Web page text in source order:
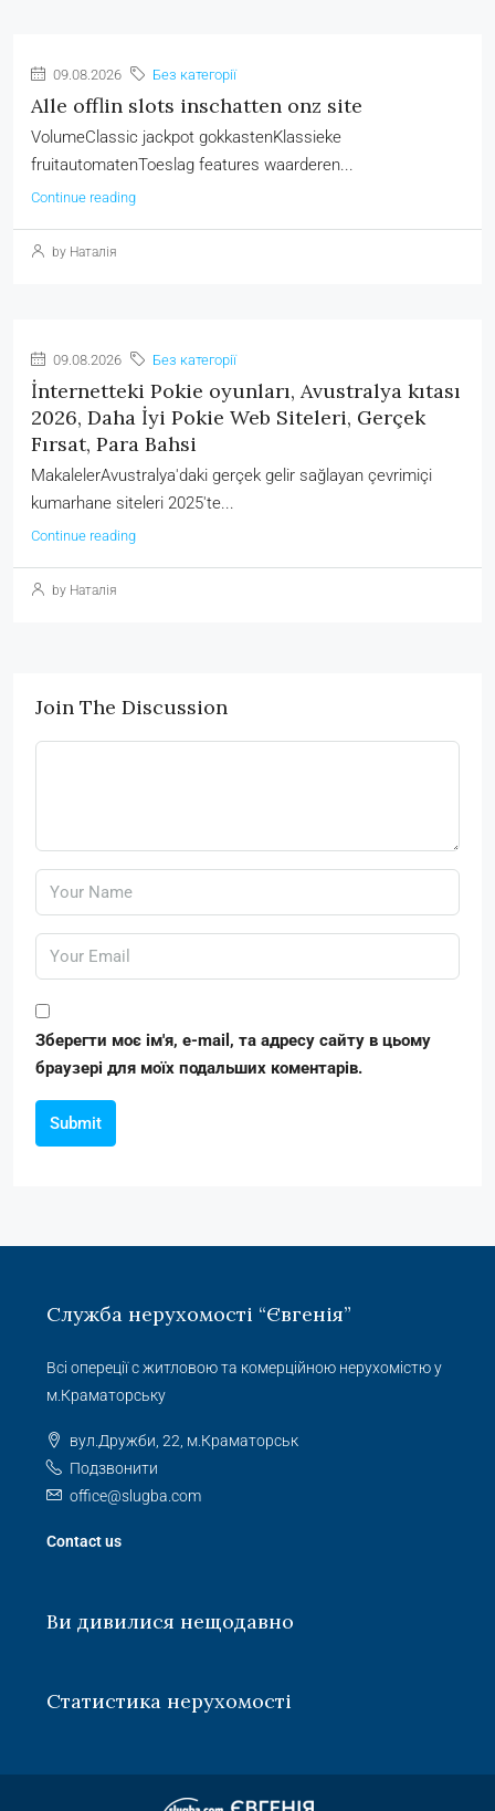
09.08.2026 Без категорії
Alle offlin slots inschatten onz site
VolumeClassic jackpot gokkastenKlassieke
fruitautomatenToeslag features waarderen...
Continue reading
by Наталія
09.08.2026 Без категорії
İnternetteki Pokie oyunları, Avustralya kıtası
2026, Daha İyi Pokie Web Siteleri, Gerçek
Fırsat, Para Bahsi
MakalelerAvustralya'daki gerçek gelir sağlayan çevrimiçi
kumarhane siteleri 2025'te...
Continue reading
by Наталія
Join The Discussion
Зберегти моє ім'я, e-mail, та адресу сайту в цьому
браузері для моїх подальших коментарів.
Submit
Служба нерухомості “Євгенія”
Всі опереції с житловою та комерційною нерухомістю у
м.Краматорську
вул.Дружби, 22, м.Краматорськ
Подзвонити
office@slugba.com
Contact us
Ви дивилися нещодавно
Статистика нерухомості